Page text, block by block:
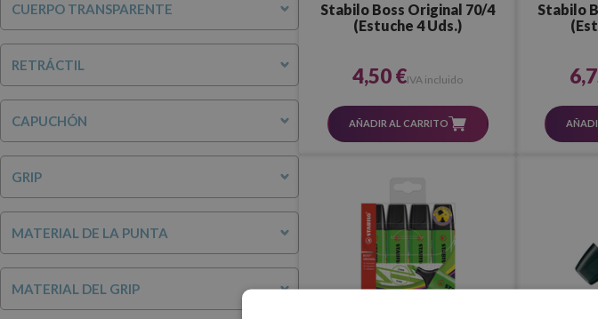
CUERPO TRANSPARENTE
RETRÁCTIL
CAPUCHÓN
GRIP
MATERIAL DE LA PUNTA
MATERIAL DEL GRIP
Stabilo Boss Original 70/4
(Estuche 4 Uds.)
4,50 €IVA incluido
AÑADIR AL CARRITO
Stabilo